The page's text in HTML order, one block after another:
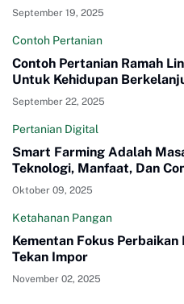
September 19, 2025
Contoh Pertanian
Contoh Pertanian Ramah
Untuk Kehidupan
September 22, 2025
Pertanian Digital
Smart Farming Adalah
Teknologi, Manfaat, Dan
Oktober 09, 2025
Ketahanan Pangan
Kementan Fokus
Tekan Impor
November 02, 2025